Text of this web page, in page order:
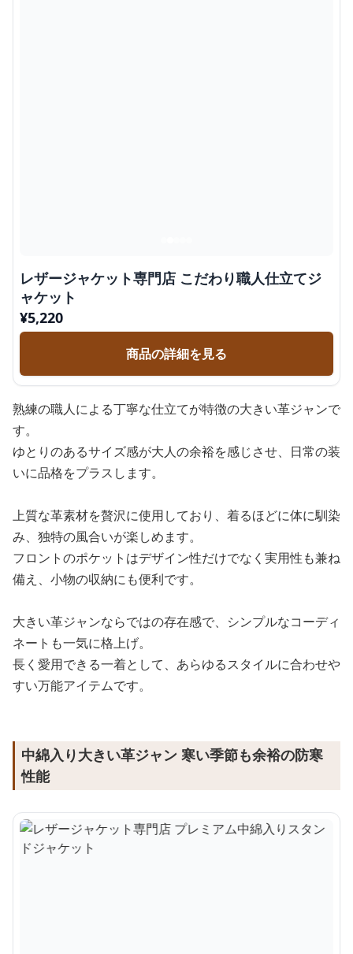
レザージャケット専門店 こだわり職人仕立てジ
ャケット
¥5,220
商品の詳細を見る
熟練の職人による丁寧な仕立てが特徴の大きい革ジャンで
す。
ゆとりのあるサイズ感が大人の余裕を感じさせ、日常の装
いに品格をプラスします。
上質な革素材を贅沢に使用しており、着るほどに体に馴染
み、独特の風合いが楽しめます。
フロントのポケットはデザイン性だけでなく実用性も兼ね
備え、小物の収納にも便利です。
大きい革ジャンならではの存在感で、シンプルなコーディ
ネートも一気に格上げ。
長く愛用できる一着として、あらゆるスタイルに合わせや
すい万能アイテムです。
中綿入り大きい革ジャン 寒い季節も余裕の防寒
性能